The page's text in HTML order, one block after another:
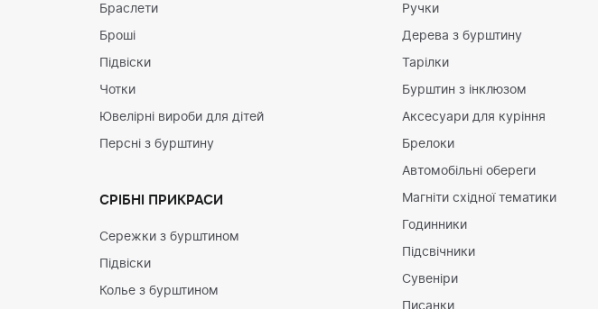
Браслети
Броші
Підвіски
Чотки
Ювелірні вироби для дітей
Персні з бурштину
СРІБНІ ПРИКРАСИ
Сережки з бурштином
Підвіски
Колье з бурштином
Ручки
Дерева з бурштину
Тарілки
Бурштин з інклюзом
Аксесуари для куріння
Брелоки
Автомобільні обереги
Магніти східної тематики
Годинники
Підсвічники
Сувеніри
Писанки